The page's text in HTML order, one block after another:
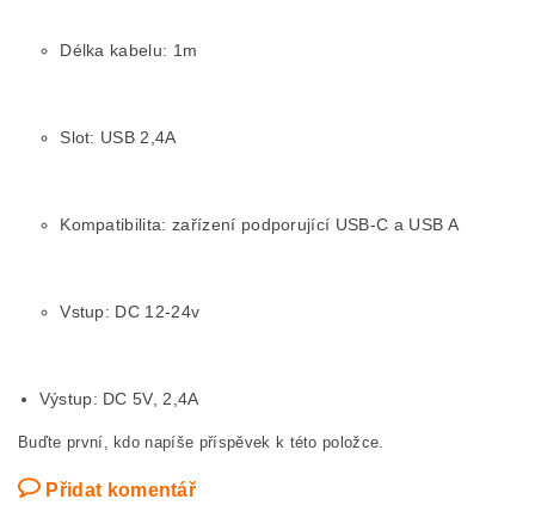
Délka kabelu: 1m
Slot: USB 2,4A
Kompatibilita: zařízení podporující USB-C a USB A
Vstup: DC 12-24v
Výstup: DC 5V, 2,4A
Buďte první, kdo napíše příspěvek k této položce.
Přidat komentář